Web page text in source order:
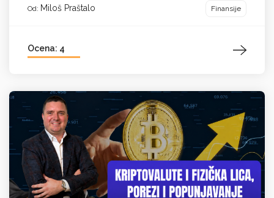
Od: Miloš Praštalo Finansije
Ocena: 4